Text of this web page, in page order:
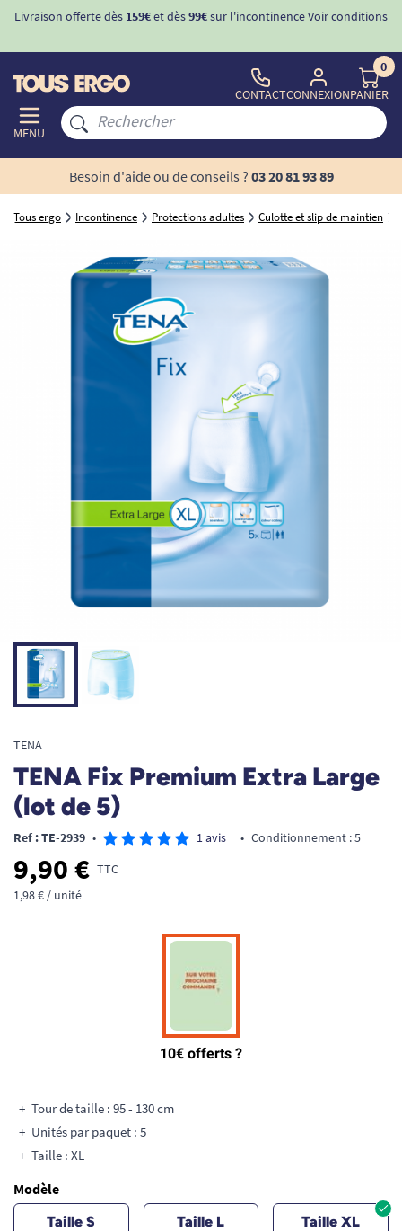
Livraison offerte dès 159€et dès99€sur l'incontinenceVoir conditions
MENU
CONTACTCONNEXION
0
PANIER
Besoin d'aide ou de conseils ? 03 20 81 93 89
Tous ergo Incontinence Protections adultes Culotte et slip de maintien
TENA
TENA Fix Premium Extra Large
(lot de 5)
Ref : TE-2939 • 1 avis • Conditionnement : 5
9,90 € TTC
1,98 € / unité
Tour de taille : 95 - 130 cm
Unités par paquet : 5
Taille : XL
Modèle
Taille S Taille L Taille XL